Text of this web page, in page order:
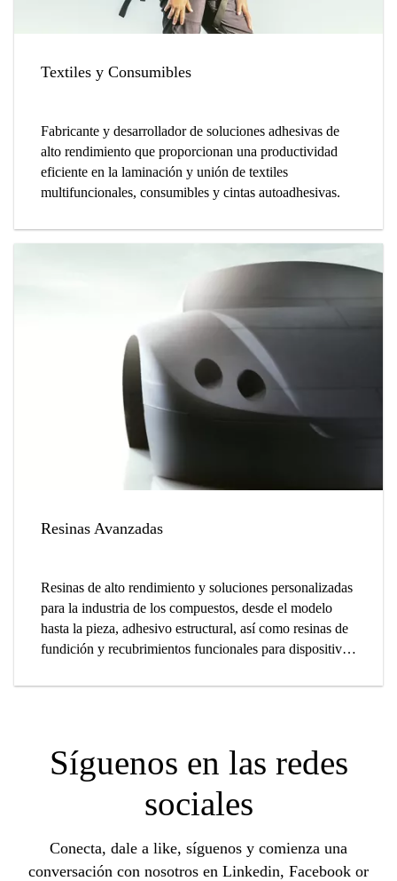
Textiles y Consumibles
Fabricante y desarrollador de soluciones adhesivas de
alto rendimiento que proporcionan una productividad
eficiente en la laminación y unión de textiles
multifuncionales, consumibles y cintas autoadhesivas.
Resinas Avanzadas
Resinas de alto rendimiento y soluciones personalizadas
para la industria de los compuestos, desde el modelo
hasta la pieza, adhesivo estructural, así como resinas de
fundición y recubrimientos funcionales para dispositivos
Síguenos en las redes
sociales
Conecta, dale a like, síguenos y comienza una
conversación con nosotros en Linkedin, Facebook or